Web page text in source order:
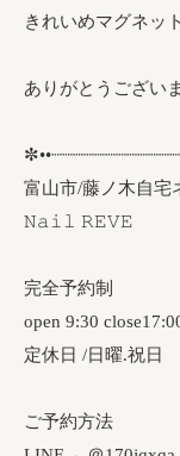
きれいめマグネッ
ありがとうござい
富山市/藤ノ木自宅
𝙽𝚊𝚒𝚕 𝚁𝙴𝚅𝙴
完全予約制
open 9:30
定休日 /日曜.祝日
ご予約方法